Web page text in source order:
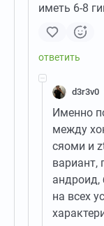
иметь 6-8
d3r3v0
Именно
между
сяоми и
вариант,
андроид,
на всех